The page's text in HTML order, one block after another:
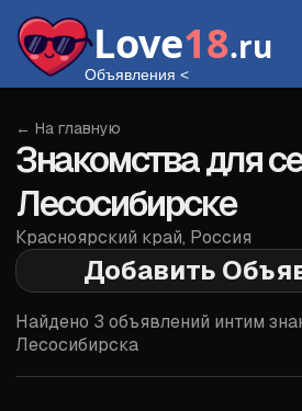
Love18.ru
Объявления <
Войти
← На главную
Знакомства для
Лесосибирске
Красноярский край, Россия
Добавить
Найдено 3 объявлений интим
Лесосибирска